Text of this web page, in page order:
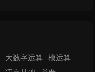
大数字运算
模运算